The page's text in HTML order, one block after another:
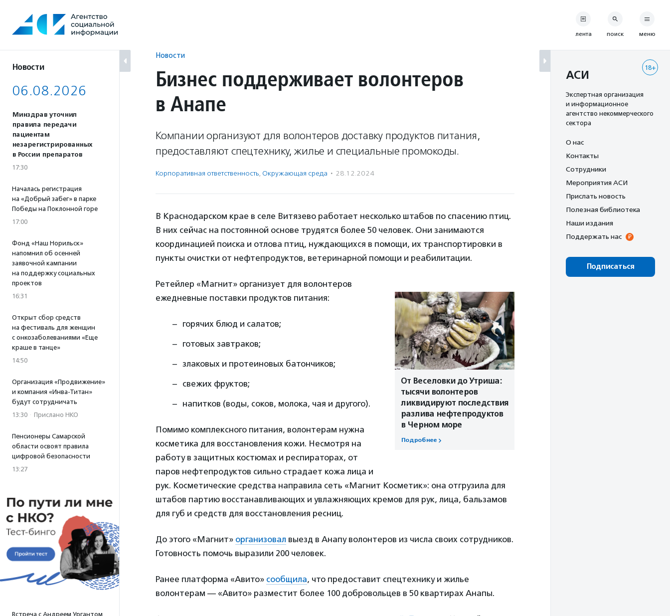
содержанию
Новости
06.08.2026
Минздрав уточнил
правила передачи
пациентам
незарегистрированных
в России препаратов
17:30
Началась регистрация
на «Добрый забег» в парке
Победы на Поклонной горе
17:00
Фонд «Наш Норильск»
напомнил об осенней
заявочной кампании
на поддержку социальных
проектов
16:31
Открыт сбор средств
на фестиваль для женщин
с онкозаболеваниями «Еще
краше в танце»
14:50
Организация «Продвижение»
и компания «Инва-Титан»
будут сотрудничать
13:30 · Прислано НКО
Пенсионеры Самарской
области освоят правила
цифровой безопасности
13:27
Встреча с Андреем Ургантом
Новости
Бизнес поддерживает волонтеров
в Анапе
Компании организуют для волонтеров доставку продуктов питания,
предоставляют спецтехнику, жилье и специальные промокоды.
Корпоративная ответственность, Окружающая среда · 28.12.2024
В Краснодарском крае в селе Витязево работает несколько штабов по спасению птиц.
В них сейчас на постоянной основе трудятся более 50 человек. Они занимаются
координацией поиска и отлова птиц, нуждающихся в помощи, их транспортировки в
пункты очистки от нефтепродуктов, ветеринарной помощи и реабилитации.
От Веселовки до Утриша:
тысячи волонтеров
ликвидируют последствия
разлива нефтепродуктов
в Черном море
Подробнее
Ретейлер «Магнит» организует для волонтеров
ежедневные поставки продуктов питания:
горячих блюд и салатов;
готовых завтраков;
злаковых и протеиновых батончиков;
свежих фруктов;
напитков (воды, соков, молока, чая и другого).
Помимо комплексного питания, волонтерам нужна
косметика для восстановления кожи. Несмотря на
работу в защитных костюмах и респираторах, от
паров нефтепродуктов сильно страдает кожа лица и
рук. Косметические средства направила сеть «Магнит Косметик»: она отгрузила для
штабов партию восстанавливающих и увлажняющих кремов для рук, лица, бальзамов
для губ и средств для восстановления ресниц.
До этого «Магнит» организовал выезд в Анапу волонтеров из числа своих сотрудников.
Готовность помочь выразили 200 человек.
Ранее платформа «Авито» сообщила, что предоставит спецтехнику и жилье
волонтерам — «Авито» разместит более 100 добровольцев в 50 квартирах Анапы.
лента поиск меню
18+
АСИ
Экспертная организация
и информационное
агентство некоммерческого
сектора
О нас
Контакты
Сотрудники
Мероприятия АСИ
Прислать новость
Полезная библиотека
Наши издания
Поддержать нас
Подписаться